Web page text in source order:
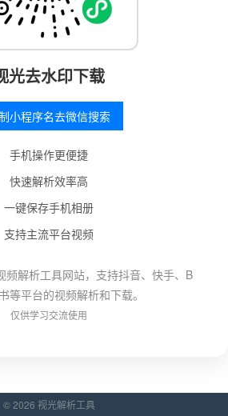
光去水印下载
小程序名去微信搜索
手机操作更便捷
快速解析效率高
一键保存手机相册
支持主流平台视频
频解析工具网站，支持抖音、快手、B
等平台的视频解析和下载。
仅供学习交流使用
© 2026 视光解析工具